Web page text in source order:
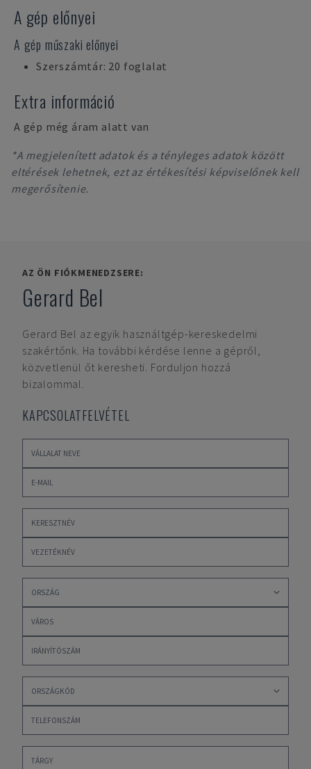
A gép előnyei
A gép műszaki előnyei
Szerszámtár: 20 foglalat
Extra információ
A gép még áram alatt van
*A megjelenített adatok és a tényleges adatok között
eltérések lehetnek, ezt az értékesítési képviselőnek kell
megerősítenie.
AZ ÖN FIÓKMENEDZSERE:
Gerard Bel
Gerard Bel az egyik használtgép-kereskedelmi
szakértőnk. Ha további kérdése lenne a gépről,
közvetlenül őt keresheti. Forduljon hozzá
bizalommal.
KAPCSOLATFELVÉTEL